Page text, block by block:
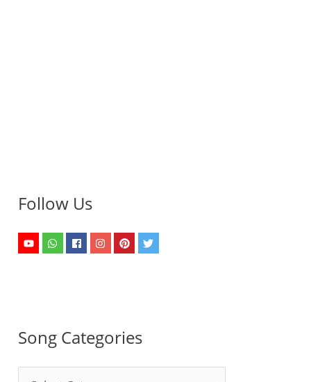
Follow Us
Song Categories